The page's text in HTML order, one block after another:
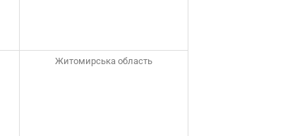
Житомирська область